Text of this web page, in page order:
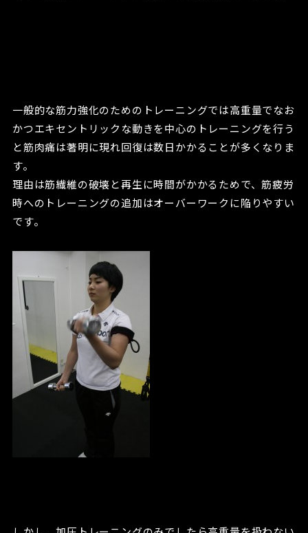
一般的な筋力強化のためのトレーニングでは高重量でなお
かつエキセントリックな動きを中心のトレーニングを行う
と筋肉痛は著明に現れ回復は数日かかることが多くなりま
す。
理由は筋繊維の破壊と再生に時間がかかるためで、筋疲労
時へのトレーニングの追加はオーバーワークに陥りやすい
です。